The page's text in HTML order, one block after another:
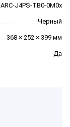
ARC-J4PS-TB0-0M0x
Черный
368 × 252 × 399 мм
Да